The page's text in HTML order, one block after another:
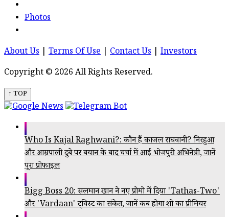
Photos
About Us Terms Of Use Contact Us
Investors
Copyright © 2026 All Rights Reserved.
↑ TOP
Who Is Kajal Raghwani?: कौन हैं काजल राघवानी? निरहुआ
और आम्रपाली दुबे पर बयान के बाद चर्चा में आईं भोजपुरी अभिनेत्री, जानें
पूरा प्रोफाइल
Bigg Boss 20: सलमान खान ने नए प्रोमो में दिया 'Tathas-Two'
और 'Vardaan' ट्विस्ट का संकेत, जानें कब होगा शो का प्रीमियर